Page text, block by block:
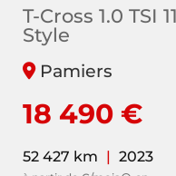
T-Cross 1.0 TSI
Style
Pamiers
18 490 €
52 427 km | 2023